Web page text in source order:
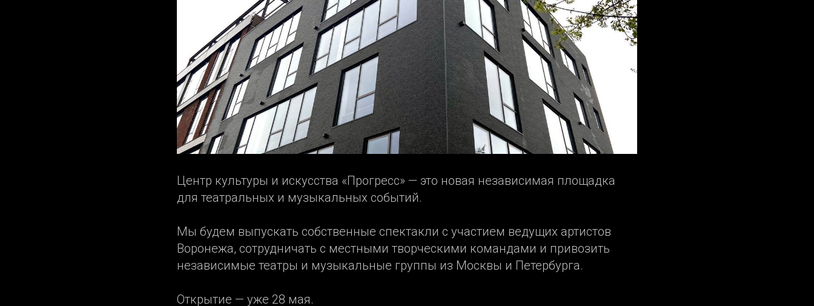
Центр культуры и искусства «Прогресс» — это новая независимая площадка
для театральных и музыкальных событий.
Мы будем выпускать собственные спектакли с участием ведущих артистов
Воронежа, сотрудничать с местными творческими командами и привозить
независимые театры и музыкальные группы из Москвы и Петербурга.
Открытие — уже 28 мая.